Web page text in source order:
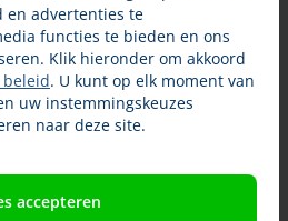
een UBN hebben voor
fokkers krijgen een UBN
en een EU-
en advertenties te
functies te bieden en ons
Klik hieronder om akkoord
beleid. U kunt op elk moment van
uw instemmingskeuzes
naar deze site.
accepteren